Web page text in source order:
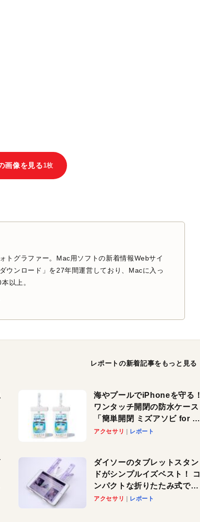
画像を見る 1枚
トグラファー。Mac用ソフトの新着情報Webサイ
ウンロード」を27年間運営しており、Macに入っ
以上。
レポートの新着記事をもっと見る
海やプールでiPhoneを守る！
ワンタッチ開閉の防水ケース
「簡単開閉 ミズアソビ for ス
マホ」で夏のレジャーを満喫
アクセサリ レポート
ダイソーのタブレットスタン
ドがシンプルイズベスト！ コ
ンパクトな折りたたみ式でノ
ートパソコンにも対応。カラ
アクセサリ レポート